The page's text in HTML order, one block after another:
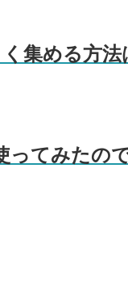
く集める方
ってみたので